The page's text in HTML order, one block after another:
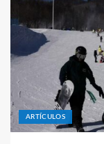
ARTÍCULOS